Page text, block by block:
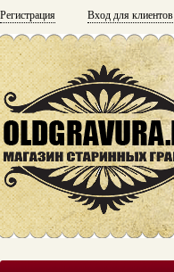
Регистрация Вход для клиентов